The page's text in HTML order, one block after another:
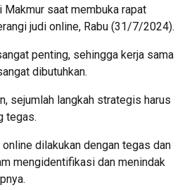
saat membuka rapat
judi online, Rabu (31/7/2024).
penting, sehingga kerja sama
dibutuhkan.
sejumlah langkah strategis harus
tegas.
dilakukan dengan tegas dan
mengidentifikasi dan menindak